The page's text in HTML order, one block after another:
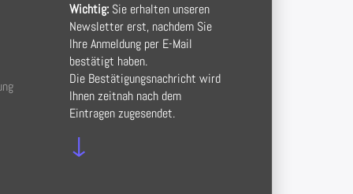
Wichtig:Sie erhalten unseren
Newsletter erst, nachdem Sie
Ihre Anmeldung per E-Mail
bestätigt haben.
Die Bestätigungsnachricht wird
Ihnen zeitnah nach dem
Eintragen zugesendet.
↓